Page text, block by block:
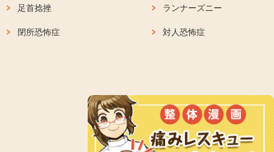
足首捻挫 ランナーズニー
閉所恐怖症 対人恐怖症